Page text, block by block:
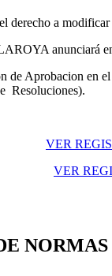
a modificar
anunciará en
de Aprobacion en
Resoluciones).
VER
VER